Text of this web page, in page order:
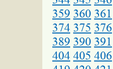
359 360 361
374 375 376
389 390 391
404 405 406